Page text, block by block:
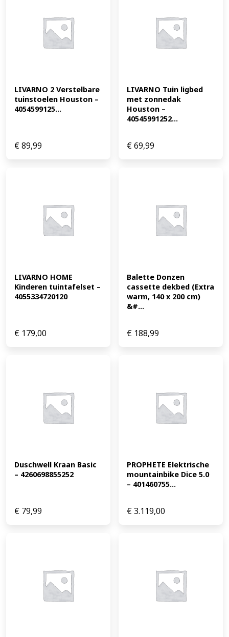
LIVARNO 2 Verstelbare
tuinstoelen Houston –
4054599125...
€89,99
LIVARNO Tuin ligbed
met zonnedak
Houston –
40545991252...
€69,99
LIVARNO HOME
Kinderen tuintafelset –
4055334720120
€ 179,00
Balette Donzen
cassette dekbed (Extra
warm, 140 x 200 cm)
&#...
€ 188,99
Duschwell Kraan Basic
– 4260698855252
€ 79,99
PROPHETE Elektrische
mountainbike Dice 5.0
– 401460755...
€3.119,00